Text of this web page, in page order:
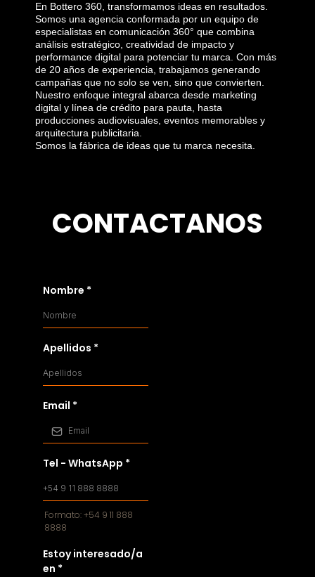
En Bottero 360, transformamos ideas en resultados.
Somos una agencia conformada por un equipo de
especialistas en comunicación 360° que combina
análisis estratégico, creatividad de impacto y
performance digital para potenciar tu marca. Con más
de 20 años de experiencia, trabajamos generando
campañas que no solo se ven, sino que convierten.
Nuestro enfoque integral abarca desde marketing
digital y línea de crédito para pauta, hasta
producciones audiovisuales, eventos memorables y
arquitectura publicitaria.
Somos la fábrica de ideas que tu marca necesita.
CONTACTANOS
Nombre *
Apellidos *
Email *
Tel - WhatsApp *
Formato: +54 9 11 888
8888
Estoy interesado/a
en *